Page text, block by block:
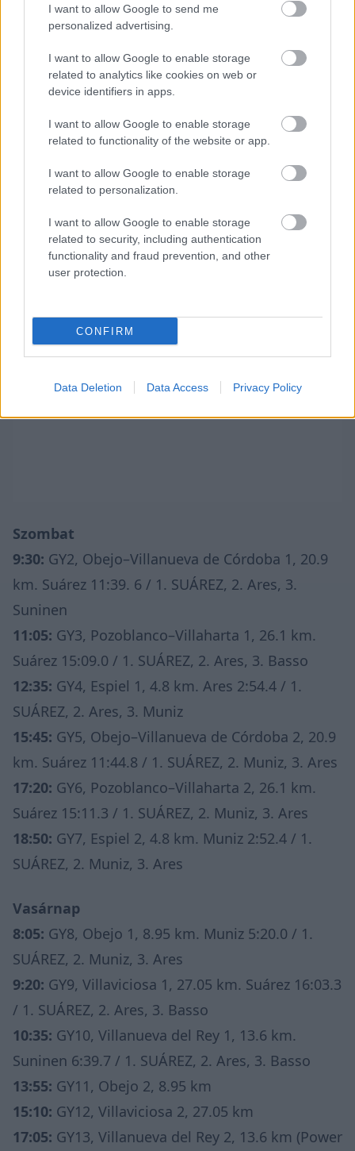
I want to allow Google to send me
personalized advertising.
I want to allow Google to enable storage
related to analytics like cookies on web or
device identifiers in apps.
I want to allow Google to enable storage
related to functionality of the website or app.
I want to allow Google to enable storage
related to personalization.
I want to allow Google to enable storage
related to security, including authentication
functionality and fraud prevention, and other
user protection.
CONFIRM
Data Deletion Data Access Privacy Policy
…24. Német Gábor, Németh Gergely, Škoda Fabia
…26. Hadik András, Deák Attila, Ford Fiesta
Rally2, +7:13.8
A Sierra Morena Rally időterve
Péntek
20:05:GY1, Córdoba, 1 km. Stritesky 57.8 / 1.
STRITESKY, 2. Devine és Rzeznik
Szombat
9:30: GY2, Obejo–Villanueva de Córdoba 1, 20.9
km. Suárez 11:39. 6 / 1. SUÁREZ, 2. Ares, 3.
Suninen
11:05: GY3, Pozoblanco–Villaharta 1, 26.1 km.
Suárez 15:09.0 / 1. SUÁREZ, 2. Ares, 3. Basso
12:35: GY4, Espiel 1, 4.8 km. Ares 2:54.4 / 1.
SUÁREZ, 2. Ares, 3. Muniz
15:45: GY5, Obejo–Villanueva de Córdoba 2, 20.9
km. Suárez 11:44.8 / 1. SUÁREZ, 2. Muniz, 3. Ares
17:20: GY6, Pozoblanco–Villaharta 2, 26.1 km.
Suárez 15:11.3 / 1. SUÁREZ, 2. Muniz, 3. Ares
18:50: GY7, Espiel 2, 4.8 km. Muniz 2:52.4 / 1.
SUÁREZ, 2. Muniz, 3. Ares
Vasárnap
8:05: GY8, Obejo 1, 8.95 km. Muniz 5:20.0 / 1.
SUÁREZ, 2. Muniz, 3. Ares
9:20: GY9, Villaviciosa 1, 27.05 km. Suárez 16:03.3
/ 1. SUÁREZ, 2. Ares, 3. Basso
10:35: GY10, Villanueva del Rey 1, 13.6 km.
Suninen 6:39.7 / 1. SUÁREZ, 2. Ares, 3. Basso
13:55: GY11, Obejo 2, 8.95 km
15:10: GY12, Villaviciosa 2, 27.05 km
17:05: GY13, Villanueva del Rey 2, 13.6 km (Power